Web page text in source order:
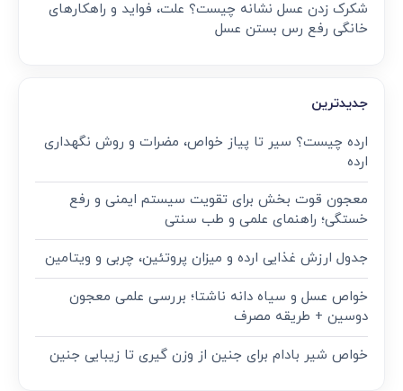
شکرک زدن عسل نشانه چیست؟ علت، فواید و راهکارهای
خانگی رفع رس بستن عسل
جدیدترین
ارده چیست؟ سیر تا پیاز خواص، مضرات و روش نگهداری
ارده
معجون قوت‌ بخش برای تقویت سیستم ایمنی و رفع
خستگی؛ راهنمای علمی و طب سنتی
جدول ارزش غذایی ارده و میزان پروتئین، چربی و ویتامین
خواص عسل و سیاه دانه ناشتا؛ بررسی علمی معجون
دوسین + طریقه مصرف
خواص شیر بادام برای جنین از وزن گیری تا زیبایی جنین